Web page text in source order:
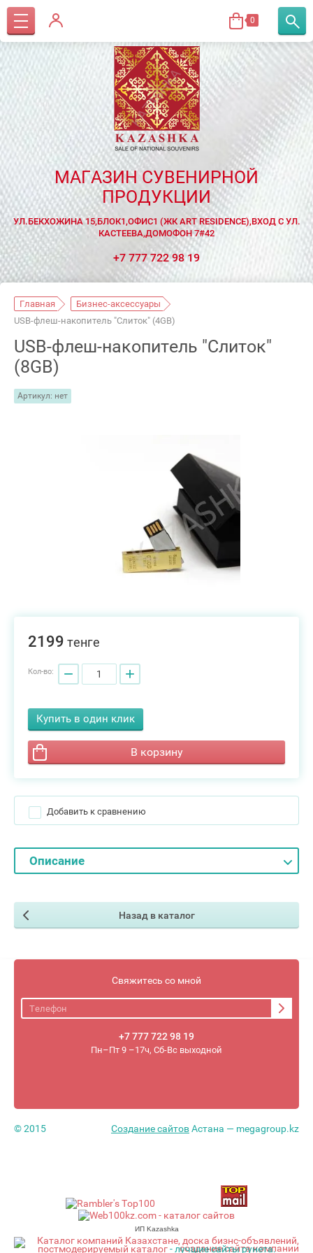
0
МАГАЗИН СУВЕНИРНОЙ
ПРОДУКЦИИ
УЛ.БЕКХОЖИНА 15,БЛОК1,ОФИС1 (ЖК ART RESIDENCE),ВХОД С УЛ.
КАСТЕЕВА,ДОМОФОН 7#42
+7 777 722 98 19
Главная
Бизнес-аксессуары
USB-флеш-накопитель "Слиток" (4GB)
USB-флеш-накопитель "Слиток"
(8GB)
Артикул: нет
2199 тенге
Кол-во: − +
Купить в один клик
В корзину
Добавить к сравнению
Описание
Назад в каталог
Свяжитесь со мной
+7 777 722 98 19
Пн–Пт 9 –17ч, Сб-Вс выходной
© 2015 Создание сайтовАстана — megagroup.kz
ИП Kazashka
постмодерируемый каталог- лучшие сайты рунета.